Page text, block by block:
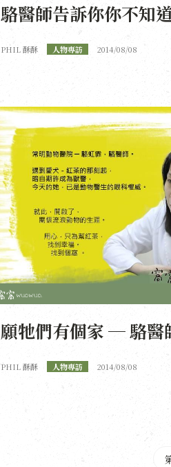
駱醫師告訴你你不知
PHIL 酥酥 人物專訪 2014/08/08
願牠們有個家 ─ 駱醫
PHIL 酥酥 人物專訪 2014/08/08